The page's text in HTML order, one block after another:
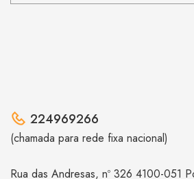
224969266
(chamada para rede fixa nacional)
Rua das Andresas, nº 326 4100-051